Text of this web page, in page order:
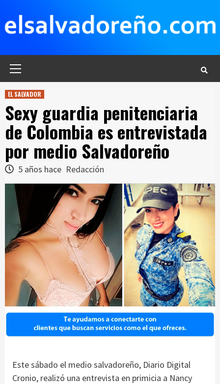
contenido
EL SALVADOR
Sexy guardia penitenciaria
de Colombia es entrevistada
por medio Salvadoreño
5 años hace Redacción
Este sábado el medio salvadoreño, Diario Digital
Cronio, realizó una entrevista en primicia a Nancy